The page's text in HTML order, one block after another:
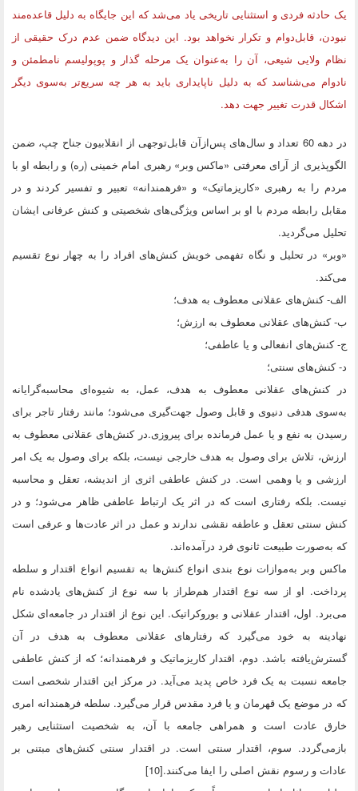
یک حادثه فردی و استثنایی تاریخی یاد می‌شد که این جایگاه به دلیل قاعده‌مند
نبودن، قابل‌دوام و تکرار نخواهد بود. این دیدگاه ضمن عدم درک حقیقی از
نظام ولایی شیعی، آن را به‌عنوان یک مرحله گذار و پوپولیسم نامطمئن و
نادوام می‌شناسد که به دلیل ناپایداری باید به هر چه سریع‌تر به‌سوی دیگر
اشکال قدرت تغییر جهت دهد.
در دهه 60 تعداد و سال‌های پس‌ازآن قابل‌توجهی از انقلابیون جناح چپ، ضمن
الگوپذیری از آرای معرفتی «ماکس‌ وبر» رهبری امام خمینی (ره) و رابطه او با
مردم را به رهبری «کاریزماتیک» و «فرهمندانه» تعبیر و تفسیر کردند و در
مقابل رابطه مردم با او بر اساس ویژگی‌های شخصیتی و کنش عرفانی ایشان
تحلیل می‌گردید.
«وبر» در تحلیل و نگاه تفهمی خویش کنش‌های افراد را به چهار نوع تقسیم
می‌کند.
الف- کنش‌های عقلانی معطوف به هدف؛
ب- کنش‌های عقلانی معطوف به ارزش؛
ج- کنش‌های انفعالی و یا عاطفی؛
د- کنش‌های سنتی؛
در کنش‌های عقلانی معطوف به هدف، عمل، به شیوه‌ای محاسبه‌گرایانه
به‌سوی هدفی دنیوی و قابل وصول جهت‌گیری می‌شود؛ مانند رفتار تاجر برای
رسیدن به نفع و یا عمل فرمانده برای پیروزی.در کنش‌های عقلانی معطوف به
ارزش، تلاش برای وصول به هدف خارجی نیست، بلکه برای وصول به یک امر
ارزشی و یا وهمی است. در کنش عاطفی اثری از اندیشه، تعقل و محاسبه
نیست. بلکه رفتاری است که در اثر یک ارتباط عاطفی ظاهر می‌شود؛ و در
کنش سنتی تعقل و عاطفه نقشی ندارند و عمل در اثر عادت‌ها و عرفی است
که به‌صورت طبیعت ثانوی فرد درآمده‌اند.
ماکس وبر به‌موازات نوع بندی انواع کنش‌ها به تقسیم انواع اقتدار و سلطه
پرداخت. او از سه نوع اقتدار هم‌طراز با سه نوع از کنش‌های یادشده نام
می‌برد. اول، اقتدار عقلانی و بوروکراتیک. این نوع از اقتدار در جامعه‌ای شکل
نهادینه به خود می‌گیرد که رفتارهای عقلانی معطوف به هدف در آن
گسترش‌یافته باشد. دوم، اقتدار کاریزماتیک و فرهمندانه؛ که از کنش عاطفی
جامعه نسبت به یک فرد خاص پدید می‌آید. در مرکز این اقتدار شخصی است
که در موضع یک قهرمان و یا فرد مقدس قرار می‌گیرد. سلطه فرهمندانه امری
خارق عادت است و همراهی جامعه با آن، به شخصیت استثنایی رهبر
بازمی‌گردد. سوم، اقتدار سنتی است. در اقتدار سنتی کنش‌های مبتنی بر
عادات و رسوم نقش اصلی را ایفا می‌کنند.[10]